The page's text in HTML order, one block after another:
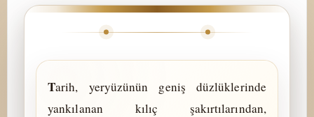
Tarih, yeryüzünün geniş düzlüklerinde
yankılanan kılıç şakırtılarından,